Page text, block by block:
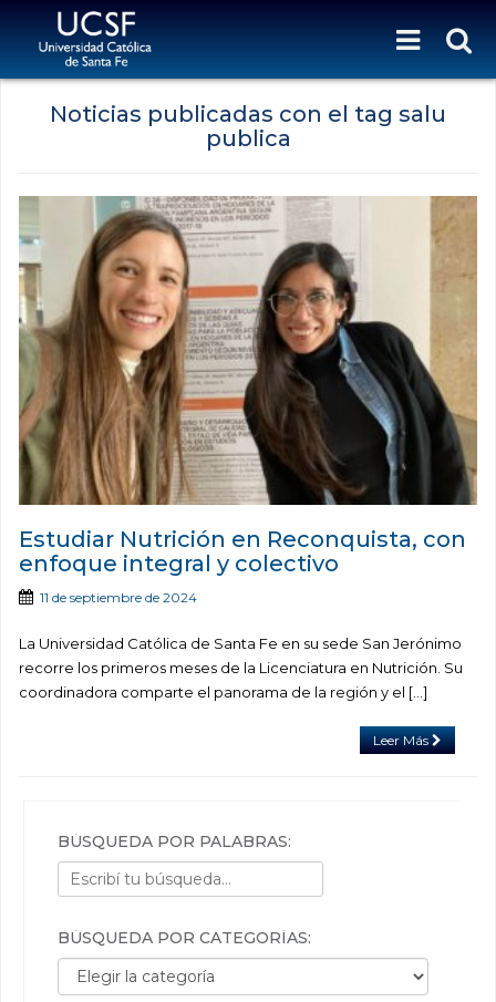
Noticias publicadas con el tag salu
publica
Estudiar Nutrición en Reconquista, con
enfoque integral y colectivo
11 de septiembre de 2024
La Universidad Católica de Santa Fe en su sede San Jerónimo
recorre los primeros meses de la Licenciatura en Nutrición. Su
coordinadora comparte el panorama de la región y el […]
Leer Más
BÚSQUEDA POR PALABRAS:
BÚSQUEDA POR CATEGORÍAS:
Búsqueda por categorías: